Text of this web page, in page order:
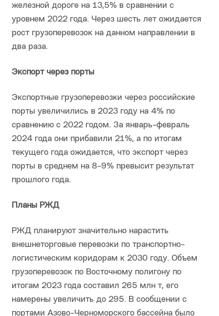
железной дороге на 13,5% в сравнении с
уровнем 2022 года. Через шесть лет ожидается
рост грузоперевозок на данном направлении в
два раза.
Экспорт через порты
Экспортные грузоперевозки через российские
порты увеличились в 2023 году на 4% по
сравнению с 2022 годом. За январь-февраль
2024 года они прибавили 21%, а по итогам
текущего года ожидается, что экспорт через
порты в среднем на 8-9% превысит результат
прошлого года.
Планы РЖД
РЖД планируют значительно нарастить
внешнеторговые перевозки по транспортно-
логистическим коридорам к 2030 году. Объем
грузоперевозок по Восточному полигону по
итогам 2023 года составил 265 млн т, его
намерены увеличить до 295. В сообщении с
портами Азово-Черноморского бассейна было